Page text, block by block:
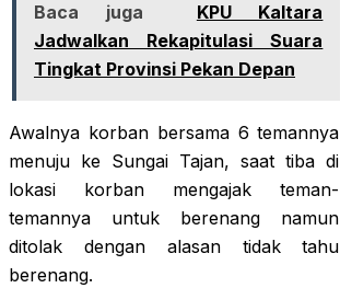
Baca juga
KPU Kaltara
Jadwalkan Rekapitulasi Suara
Tingkat Provinsi Pekan Depan
Awalnya korban bersama 6 temannya
menuju ke Sungai Tajan, saat tiba di
lokasi korban mengajak teman-
temannya untuk berenang namun
ditolak dengan alasan tidak tahu
berenang.